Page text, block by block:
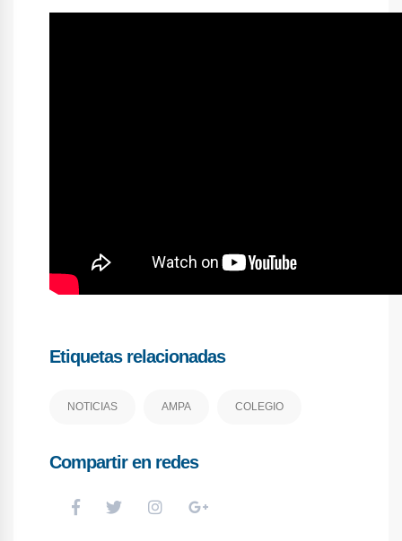
Etiquetas relacionadas
NOTICIAS AMPA COLEGIO
Compartir en redes